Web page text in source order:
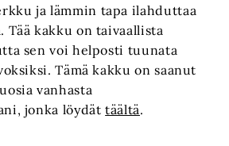
ja lämmin tapa ilahduttaa
Tää kakku on taivaallista
sen voi helposti tuunata
Tämä kakku on saanut
vanhasta
jonka löydättäältä.